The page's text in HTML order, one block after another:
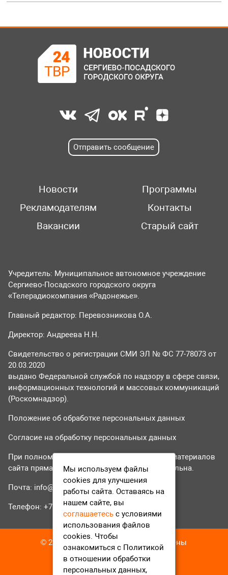
Отправить сообщение
Новости
Программы
Рекламодателям
Контакты
Вакансии
Старый сайт
Учредитель: Муниципальное автономное учреждение
Сергиево-Посадского городского округа
«Телерадиокомпания «Радонежье».
Главный редактор: Перевозникова О.А.
Директор: Андреева Н.Н.
Свидетельство о регистрации СМИ ЭЛ № ФС 77-78073 от
20.03.2020
выдано Федеральной службой по надзору в сфере связи,
информационных технологий и массовых коммуникаций
(Роскомнадзор).
Положение об обработке персональных данных
Согласие на обработку персональных данных
При полном или частичном использовании материалов
сайта прямая гиперссылка на tvr24.tv обязательна.
Почта: info@tvr24.tv
Телефон: +7 (496) 551-04-95
© 2016-2023 ТВР24 Все права защищены
Мы используем файлы
cookies для улучшения
работы сайта. Оставаясь на
нашем сайте, вы
соглашаетесь с условиями
использования файлов
cookies. Чтобы
ознакомиться с Политикой
в отношении обработки
персональных данных,